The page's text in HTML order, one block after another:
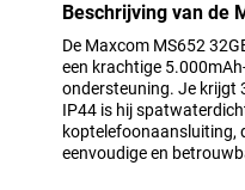
Beschrijving van de
De Maxcom MS652
een krachtige
ondersteuning. Je krijgt
IP44 is hij
koptelefoonaansluiting,
eenvoudige en